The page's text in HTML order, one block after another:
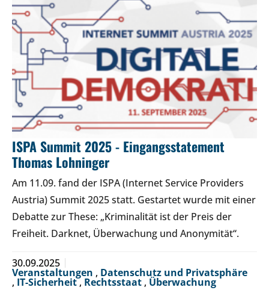
ISPA Summit 2025 - Eingangsstatement
Thomas Lohninger
Am 11.09. fand der ISPA (Internet Service Providers
Austria) Summit 2025 statt. Gestartet wurde mit einer
Debatte zur These: „Kriminalität ist der Preis der
Freiheit. Darknet, Überwachung und Anonymität“.
30.09.2025
Veranstaltungen , Datenschutz und Privatsphäre
, IT-Sicherheit, Rechtsstaat , Überwachung